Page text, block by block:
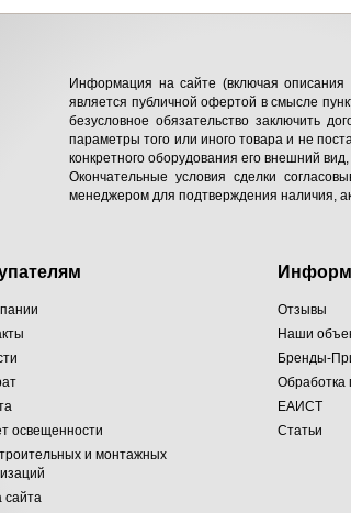
Информация на сайте (включая описания
является публичной офертой в смысле
безусловное обязательство заключить
параметры того или иного товара и не
конкретного оборудования его внешний
Окончательные условия сделки
менеджером для подтверждения наличия,
освещенности
и монтажных
сайта
Отзывы
Наши
Бренды-
Обработка
ЕАИСТ
Статьи